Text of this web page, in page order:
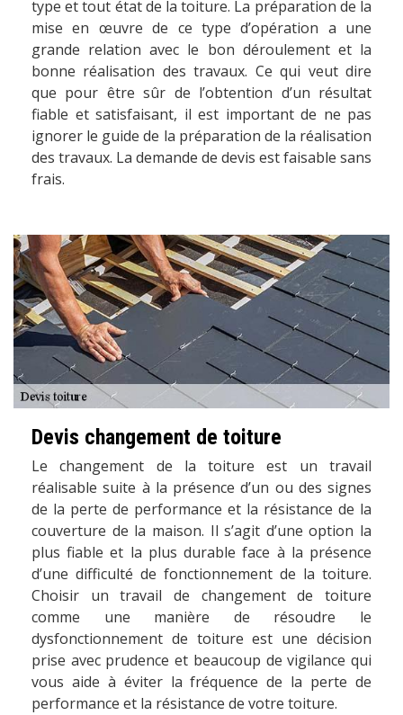
type et tout état de la toiture. La préparation de la
mise en œuvre de ce type d’opération a une
grande relation avec le bon déroulement et la
bonne réalisation des travaux. Ce qui veut dire
que pour être sûr de l’obtention d’un résultat
fiable et satisfaisant, il est important de ne pas
ignorer le guide de la préparation de la réalisation
des travaux. La demande de devis est faisable sans
frais.
Devis changement de toiture
Le changement de la toiture est un travail
réalisable suite à la présence d’un ou des signes
de la perte de performance et la résistance de la
couverture de la maison. Il s’agit d’une option la
plus fiable et la plus durable face à la présence
d’une difficulté de fonctionnement de la toiture.
Choisir un travail de changement de toiture
comme une manière de résoudre le
dysfonctionnement de toiture est une décision
prise avec prudence et beaucoup de vigilance qui
vous aide à éviter la fréquence de la perte de
performance et la résistance de votre toiture.